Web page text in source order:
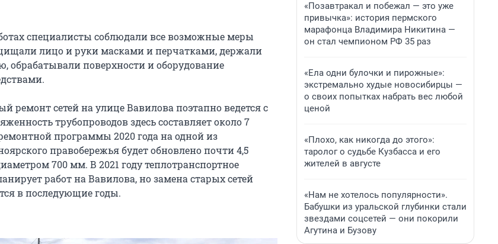
специалисты соблюдали все возможные меры
лицо и руки масками и перчатками, держали
обрабатывали поверхности и оборудование
ремонт сетей на улице Вавилова поэтапно ведется с
трубопроводов здесь составляет около 7
программы 2020 года на одной из
правобережья будет обновлено почти 4,5
700 мм. В 2021 году теплотранспортное
работ на Вавилова, но замена старых сетей
в последующие годы.
«Позавтракал и побежал — это уже
привычка»: история пермского
марафонца Владимира Никитина —
он стал чемпионом РФ 35 раз
«Ела одни булочки и пирожные»:
экстремально худые новосибирцы —
о своих попытках набрать вес любой
ценой
«Плохо, как никогда до этого»:
таролог о судьбе Кузбасса и его
жителей в августе
«Нам не хотелось популярности».
Бабушки из уральской глубинки стали
звездами соцсетей — они покорили
Агутина и Бузову